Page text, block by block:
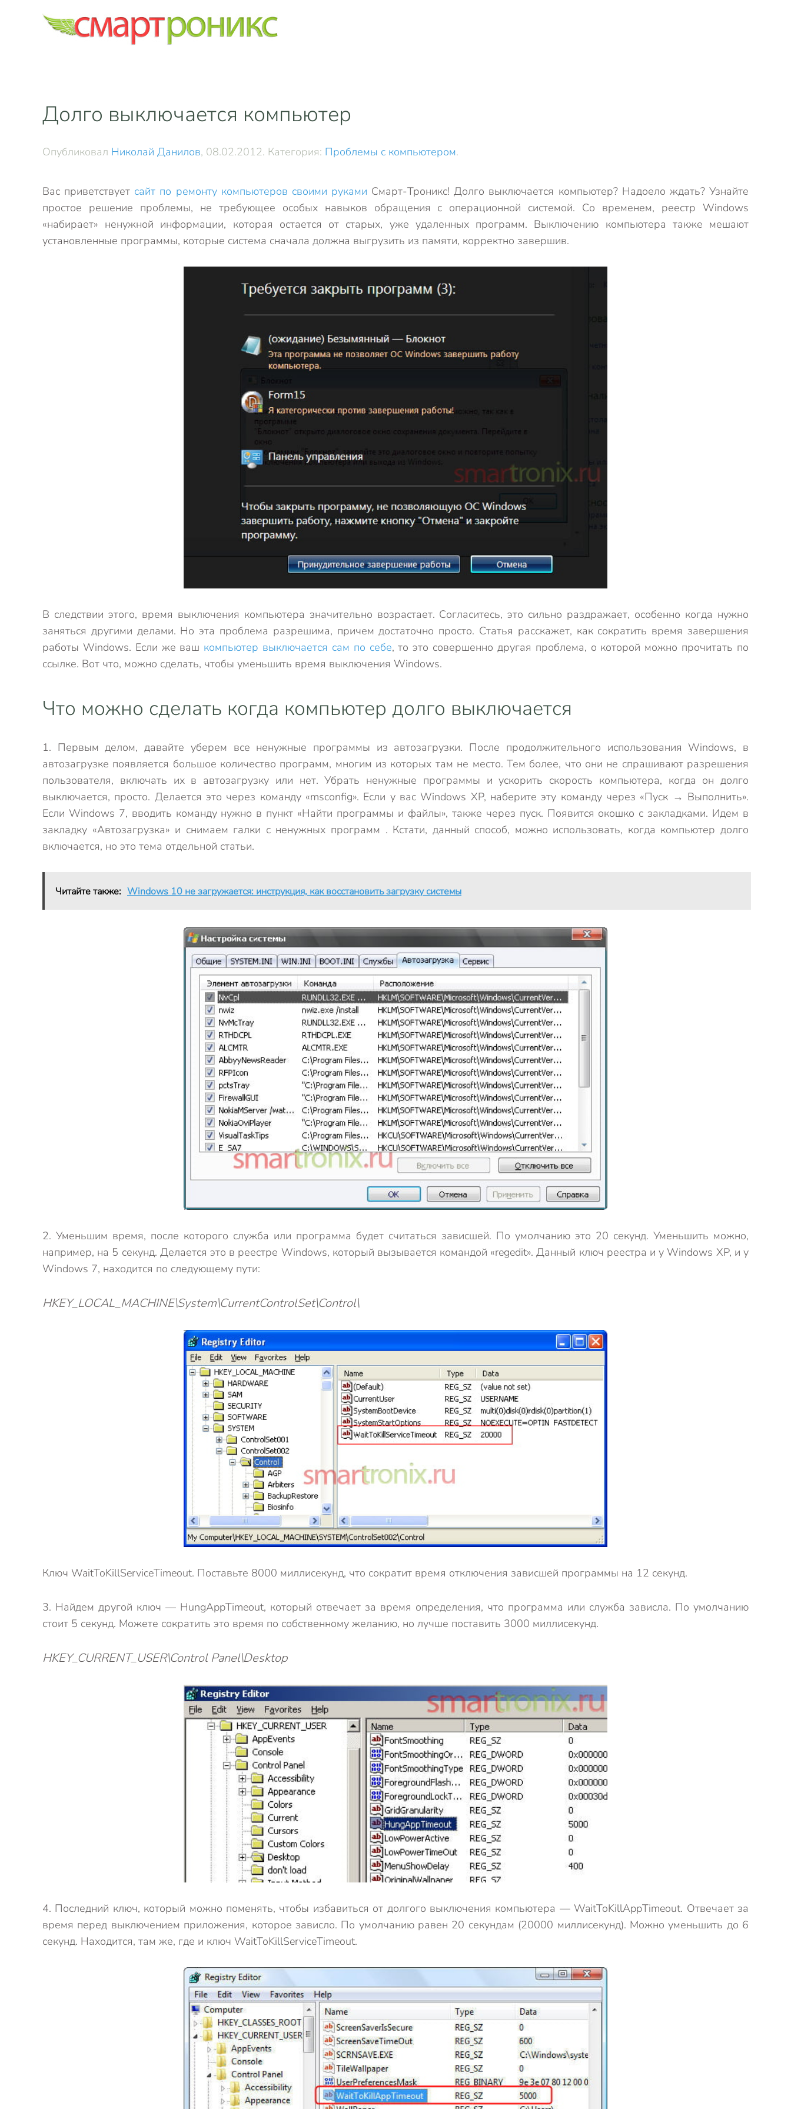
Skip to main content
Долго выключается компьютер
Опубликовал Николай Данилов, 08.02.2012. Категория: Проблемы с компьютером.
Вас приветствует сайт по ремонту компьютеров своими руками Смарт-Троникс! Долго выключается компьютер? Надоело ждать? Узнайте
простое решение проблемы, не требующее особых навыков обращения с операционной системой. Со временем, реестр Windows
«набирает» ненужной информации, которая остается от старых, уже удаленных программ. Выключению компьютера также мешают
установленные программы, которые система сначала должна выгрузить из памяти, корректно завершив.
В следствии этого, время выключения компьютера значительно возрастает. Согласитесь, это сильно раздражает, особенно когда нужно
заняться другими делами. Но эта проблема разрешима, причем достаточно просто. Статья расскажет, как сократить время завершения
работы Windows. Если же ваш компьютер выключается сам по себе, то это совершенно другая проблема, о которой можно прочитать по
ссылке. Вот что, можно сделать, чтобы уменьшить время выключения Windows.
Что можно сделать когда компьютер долго выключается
1. Первым делом, давайте уберем все ненужные программы из автозагрузки. После продолжительного использования Windows, в
автозагрузке появляется большое количество программ, многим из которых там не место. Тем более, что они не спрашивают разрешения
пользователя, включать их в автозагрузку или нет. Убрать ненужные программы и ускорить скорость компьютера, когда он долго
выключается, просто. Делается это через команду «msconfig». Если у вас Windows XP, наберите эту команду через «Пуск → Выполнить».
Если Windows 7, вводить команду нужно в пункт «Найти программы и файлы», также через пуск. Появится окошко с закладками. Идем в
закладку «Автозагрузка» и снимаем галки с ненужных программ . Кстати, данный способ, можно использовать, когда компьютер долго
включается, но это тема отдельной статьи.
Читайте также: Windows 10 не загружается: инструкция, как восстановить загрузку системы
2. Уменьшим время, после которого служба или программа будет считаться зависшей. По умолчанию это 20 секунд. Уменьшить можно,
например, на 5 секунд. Делается это в реестре Windows, который вызывается командой «regedit». Данный ключ реестра и у Windows XP, и у
Windows 7, находится по следующему пути:
HKEY_LOCAL_MACHINE\System\CurrentControlSet\Control\
Ключ WaitToKillServiceTimeout. Поставьте 8000 миллисекунд, что сократит время отключения зависшей программы на 12 секунд.
3. Найдем другой ключ — HungAppTimeout, который отвечает за время определения, что программа или служба зависла. По умолчанию
стоит 5 секунд. Можете сократить это время по собственному желанию, но лучше поставить 3000 миллисекунд.
HKEY_CURRENT_USER\Control Panel\Desktop
4. Последний ключ, который можно поменять, чтобы избавиться от долгого выключения компьютера — WaitToKillAppTimeout. Отвечает за
время перед выключением приложения, которое зависло. По умолчанию равен 20 секундам (20000 миллисекунд). Можно уменьшить до 6
секунд. Находится, там же, где и ключ WaitToKillServiceTimeout.